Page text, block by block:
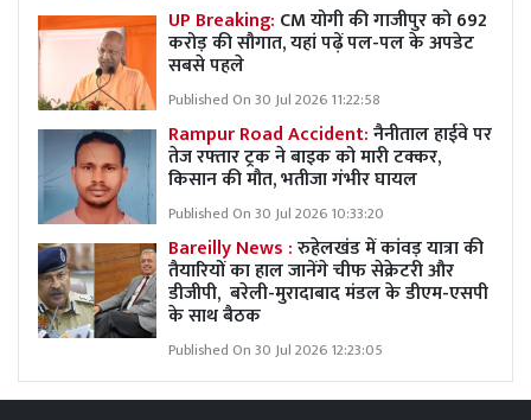
UP Breaking: CM योगी की गाजीपुर को 692
करोड़ की सौगात, यहां पढ़ें पल-पल के अपडेट
सबसे पहले
Published On 30 Jul 2026 11:22:58
Rampur Road Accident:नैनीताल हाईवे पर
तेज रफ्तार ट्रक ने बाइक को मारी टक्कर,
किसान की मौत, भतीजा गंभीर घायल
Published On 30 Jul 2026 10:33:20
Bareilly News :रुहेलखंड में कांवड़ यात्रा की
तैयारियों का हाल जानेंगे चीफ सेक्रेटरी और
डीजीपी, बरेली-मुरादाबाद मंडल के डीएम-एसपी
के साथ बैठक
Published On 30 Jul 2026 12:23:05